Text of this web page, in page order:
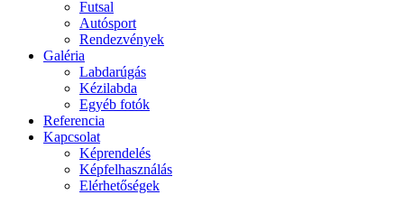
Futsal
Autósport
Rendezvények
Galéria
Labdarúgás
Kézilabda
Egyéb fotók
Referencia
Kapcsolat
Képrendelés
Képfelhasználás
Elérhetőségek